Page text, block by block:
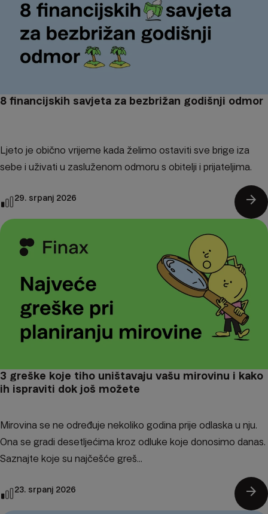
8 financijskih savjeta za bezbrižan godišnji odmor
Ljeto je obično vrijeme kada želimo ostaviti sve brige iza
sebe i uživati u zasluženom odmoru s obitelji i prijateljima.
29. srpanj 2026 arrow_forward
3 greške koje tiho uništavaju vašu mirovinu i kako
ih ispraviti dok još možete
Mirovina se ne određuje nekoliko godina prije odlaska u nju.
Ona se gradi desetljećima kroz odluke koje donosimo danas.
Saznajte koje su najčešće greš...
23. srpanj 2026 arrow_forward